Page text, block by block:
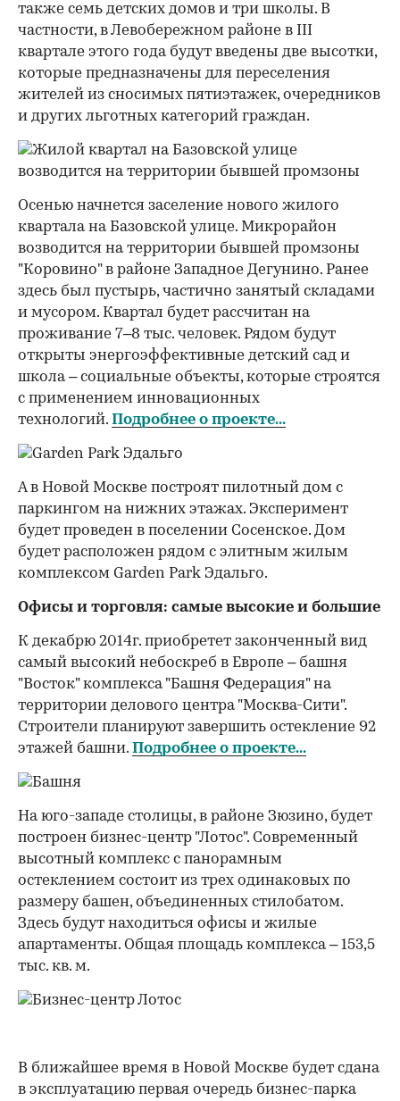
также семь детских домов и три школы. В
частности, в Левобережном районе в III
квартале этого года будут введены две высотки,
которые предназначены для переселения
жителей из сносимых пятиэтажек, очередников
и других льготных категорий граждан.
Осенью начнется заселение нового жилого
квартала на Базовской улице. Микрорайон
возводится на территории бывшей промзоны
"Коровино" в районе Западное Дегунино. Ранее
здесь был пустырь, частично занятый складами
и мусором. Квартал будет рассчитан на
проживание 7–8 тыс. человек. Рядом будут
открыты энергоэффективные детский сад и
школа – социальные объекты, которые строятся
с применением инновационных
технологий. Подробнее о проекте...
А в Новой Москве построят пилотный дом с
паркингом на нижних этажах. Эксперимент
будет проведен в поселении Сосенское. Дом
будет расположен рядом с элитным жилым
комплексом Garden Park Эдальго.
Офисы и торговля: самые высокие и большие
К декабрю 2014г. приобретет законченный вид
самый высокий небоскреб в Европе – башня
"Восток" комплекса "Башня Федерация" на
территории делового центра "Москва-Сити".
Строители планируют завершить остекление 92
этажей башни. Подробнее о проекте...
На юго-западе столицы, в районе Зюзино, будет
построен бизнес-центр "Лотос". Современный
высотный комплекс с панорамным
остеклением состоит из трех одинаковых по
размеру башен, объединенных стилобатом.
Здесь будут находиться офисы и жилые
апартаменты. Общая площадь комплекса – 153,5
тыс. кв. м.
В ближайшее время в Новой Москве будет сдана
в эксплуатацию первая очередь бизнес-парка